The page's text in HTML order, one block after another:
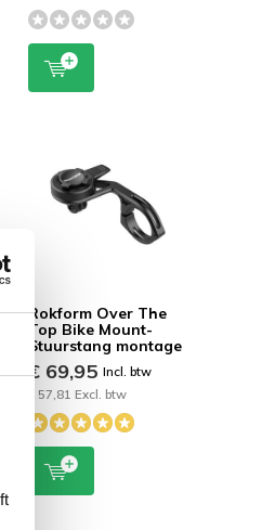
Rokform Over The
Top Bike Mount-
Stuurstang montage
€ 69,95Incl. btw
€ 57,81 Excl. btw